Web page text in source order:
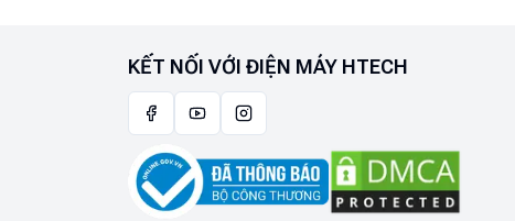
KẾT NỐI VỚI ĐIỆN MÁY HTECH